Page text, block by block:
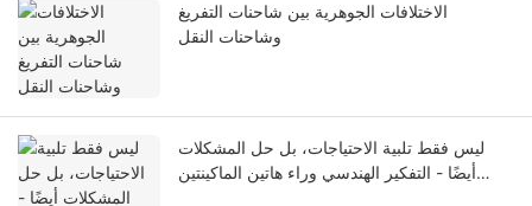
الاختلافات الجوهرية بين شاحنات التفريغ
وشاحنات النقل
ليس فقط تلبية الاحتياجات، بل حل المشكلات
أيضًا - التفكير الهندسي وراء هاتين الماكينتين